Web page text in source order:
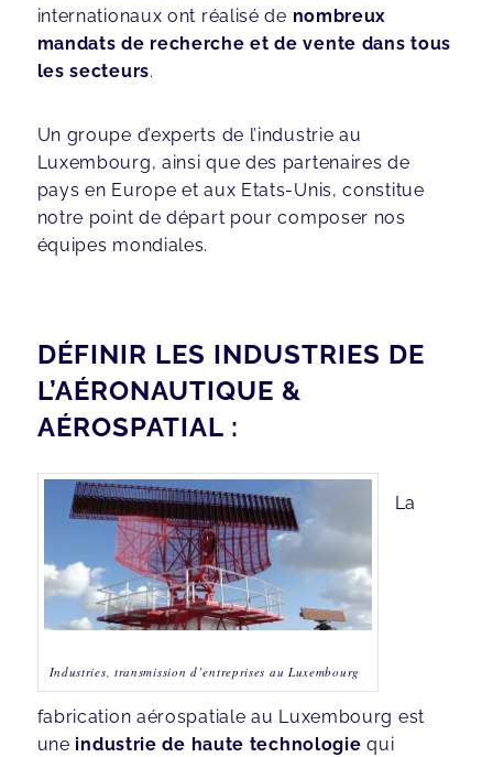
internationaux ont réalisé de nombreux
mandats de recherche et de vente dans tous
les secteurs.
Un groupe d’experts de l’industrie au
Luxembourg, ainsi que des partenaires de
pays en Europe et aux Etats-Unis, constitue
notre point de départ pour composer nos
équipes mondiales.
DÉFINIR LES INDUSTRIES DE
L’AÉRONAUTIQUE &
AÉROSPATIAL :
Industries, transmission d’entreprises au Luxembourg
La
fabrication aérospatiale au Luxembourg est
une industrie de haute technologie qui